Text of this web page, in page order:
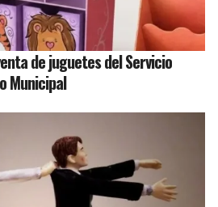
de juguetes del Servicio
Municipal